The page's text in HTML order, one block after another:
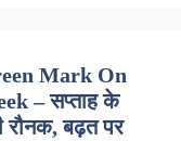
Mark On
– सप्ताह के
रौनक, बढ़त पर